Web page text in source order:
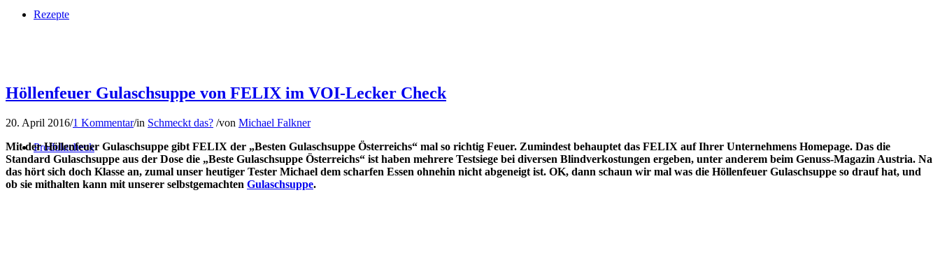
Rezepte
Produktcheck
Höllenfeuer Gulaschsuppe von FELIX im VOI-Lecker Check
20. April 2016/1 Kommentar/in Schmeckt das? /von Michael Falkner
Mit der Höllenfeuer Gulaschsuppe gibt FELIX der „Besten Gulaschsuppe Österreichs“ mal so richtig Feuer. Zumindest behauptet das FELIX auf Ihrer Unternehmens Homepage. Das die
Standard Gulaschsuppe aus der Dose die „Beste Gulaschsuppe Österreichs“ ist haben mehrere Testsiege bei diversen Blindverkostungen ergeben, unter anderem beim Genuss-Magazin Austria. Na
das hört sich doch Klasse an, zumal unser heutiger Tester Michael dem scharfen Essen ohnehin nicht abgeneigt ist. OK, dann schaun wir mal was die Höllenfeuer Gulaschsuppe so drauf hat, und
ob sie mithalten kann mit unserer selbstgemachten Gulaschsuppe.